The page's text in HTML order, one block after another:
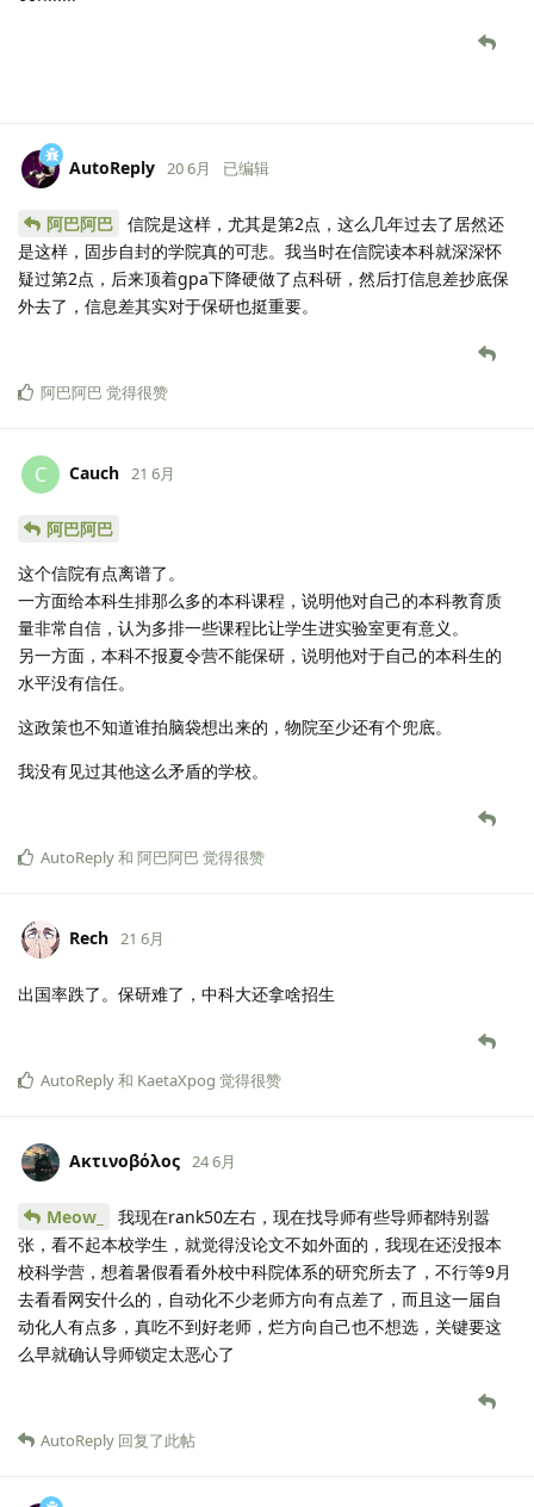
AutoReply 20 6月 已编辑
阿巴阿巴
信院是这样，尤其是第2点，这么几年过去了居然还
是这样，固步自封的学院真的可悲。我当时在信院读本科就深深怀
疑过第2点，后来顶着gpa下降硬做了点科研，然后打信息差抄底保
外去了，信息差其实对于保研也挺重要。
阿巴阿巴 觉得很赞
C Cauch 21 6月
阿巴阿巴
这个信院有点离谱了。
一方面给本科生排那么多的本科课程，说明他对自己的本科教育质
量非常自信，认为多排一些课程比让学生进实验室更有意义。
另一方面，本科不报夏令营不能保研，说明他对于自己的本科生的
水平没有信任。
这政策也不知道谁拍脑袋想出来的，物院至少还有个兜底。
我没有见过其他这么矛盾的学校。
AutoReply和 阿巴阿巴 觉得很赞
Rech 21 6月
出国率跌了。保研难了，中科大还拿啥招生
AutoReply和 KaetaXpog 觉得很赞
Ακτινοβόλος 24 6月
Meow_
我现在rank50左右，现在找导师有些导师都特别嚣
张，看不起本校学生，就觉得没论文不如外面的，我现在还没报本
校科学营，想着暑假看看外校中科院体系的研究所去了，不行等9月
去看看网安什么的，自动化不少老师方向有点差了，而且这一届自
动化人有点多，真吃不到好老师，烂方向自己也不想选，关键要这
么早就确认导师锁定太恶心了
AutoReply 回复了此帖